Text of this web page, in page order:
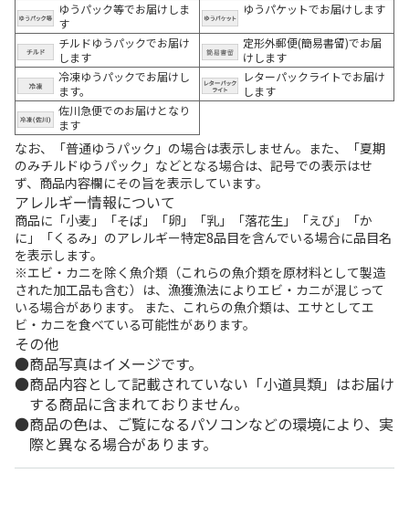
ゆうパック等でお届けしま
す
ゆうパケットでお届けします
チルドゆうパックでお届け
します
定形外郵便(簡易書留)でお届
けします
冷凍ゆうパックでお届けし
ます。
レターパックライトでお届け
します
佐川急便でのお届けとなり
ます
なお、「普通ゆうパック」の場合は表示しません。また、「夏期
のみチルドゆうパック」などとなる場合は、記号での表示はせ
ず、商品内容欄にその旨を表示しています。
アレルギー情報について
商品に「小麦」「そば」「卵」「乳」「落花生」「えび」「か
に」「くるみ」のアレルギー特定8品目を含んでいる場合に品目名
を表示します。
※エビ・カニを除く魚介類（これらの魚介類を原材料として製造
された加工品も含む）は、漁獲漁法によりエビ・カニが混じって
いる場合があります。 また、これらの魚介類は、エサとしてエ
ビ・カニを食べている可能性があります。
その他
商品写真はイメージです。
商品内容として記載されていない「小道具類」はお届け
する商品に含まれておりません。
商品の色は、ご覧になるパソコンなどの環境により、実
際と異なる場合があります。